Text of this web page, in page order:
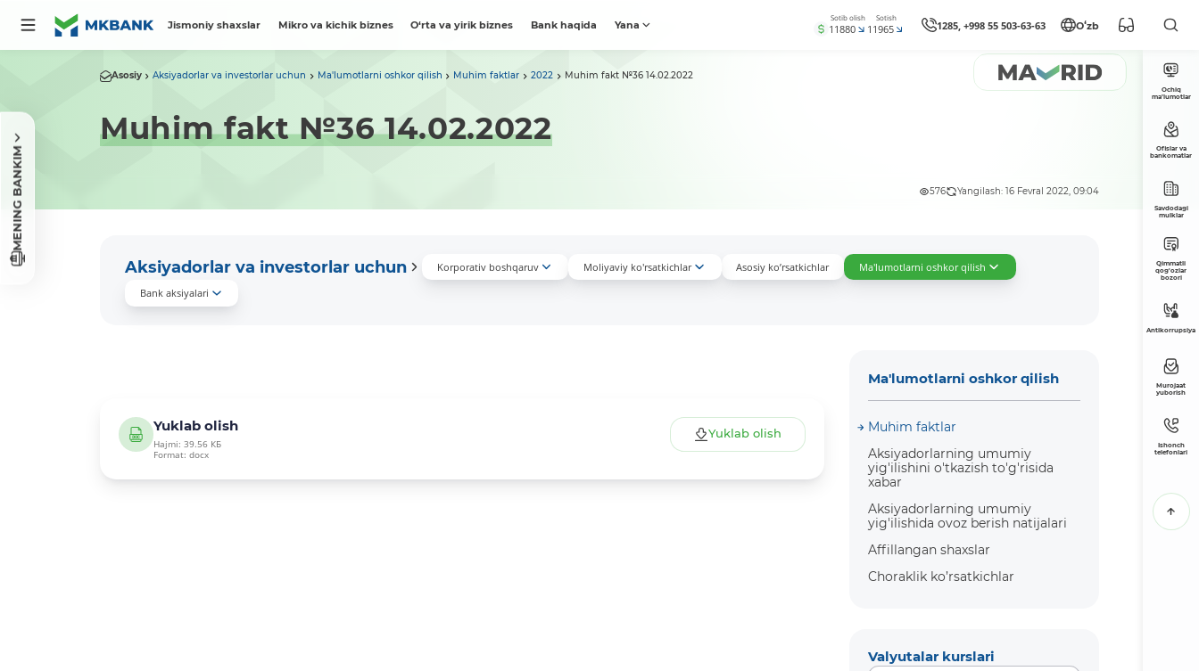
Jismoniy shaxslar Mikro va kichik biznes O‘rta va yirik biznes Bank haqida Yana
Sotib olish
11880
Sotish
11965 1285, +998 55 503-63-63 Oʻzb
MENING BANKIM
Asosiy Aksiyadorlar va investorlar uchun Ma'lumotlarni oshkor qilish Muhim faktlar 2022 Muhim fakt №36 14.02.2022
Muhim fakt №36 14.02.2022
576 Yangilash: 16 Fevral 2022, 09:04
Aksiyadorlar va investorlar uchun Korporativ boshqaruv Moliyaviy ko'rsatkichlar Asosiy ko’rsatkichlar
Ma'lumotlarni oshkor qilish
Bank aksiyalari
Yuklab olish
Hajmi: 39.56 КБ
Format: docx
Yuklab olish
Ma'lumotlarni oshkor qilish
Muhim faktlar
Aksiyadorlarning umumiy
yig'ilishini o'tkazish to'g'risida
xabar
Aksiyadorlarning umumiy
yig'ilishida ovoz berish natijalari
Affillangan shaxslar
Choraklik ko’rsatkichlar
Valyutalar kurslari
Ochiq
ma’lumotlar
Ofislar va
bankomatlar
Savdodagi
mulklar
Qimmatli
qog'ozlar
bozori
Antikorrupsiya
Murojaat
yuborish
Ishonch
telefonlari